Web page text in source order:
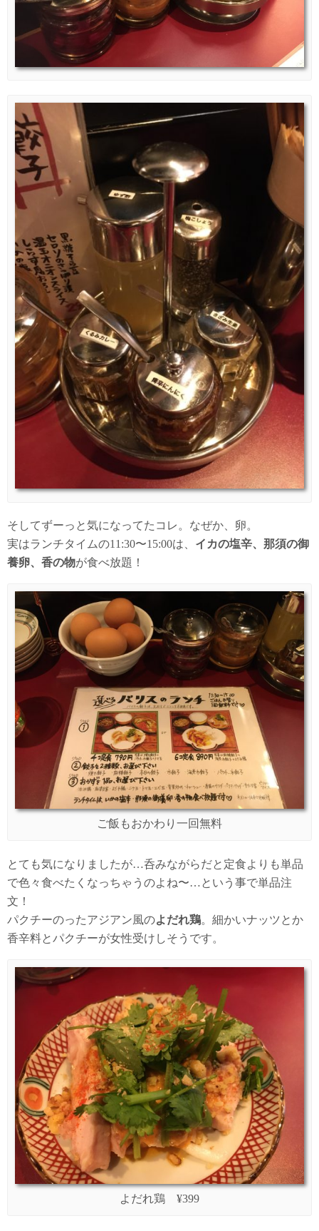
そしてずーっと気になってたコレ。なぜか、卵。
実はランチタイムの11:30〜15:00は、 イカの塩辛、那須の御
養卵、香の物が食べ放題！
ご飯もおかわり一回無料
とても気になりましたが…呑みながらだと定食よりも単品
で色々食べたくなっちゃうのよね〜…という事で単品注
文！
パクチーのったアジアン風のよだれ鶏。細かいナッツとか
香辛料とパクチーが女性受けしそうです。
よだれ鶏 ¥399